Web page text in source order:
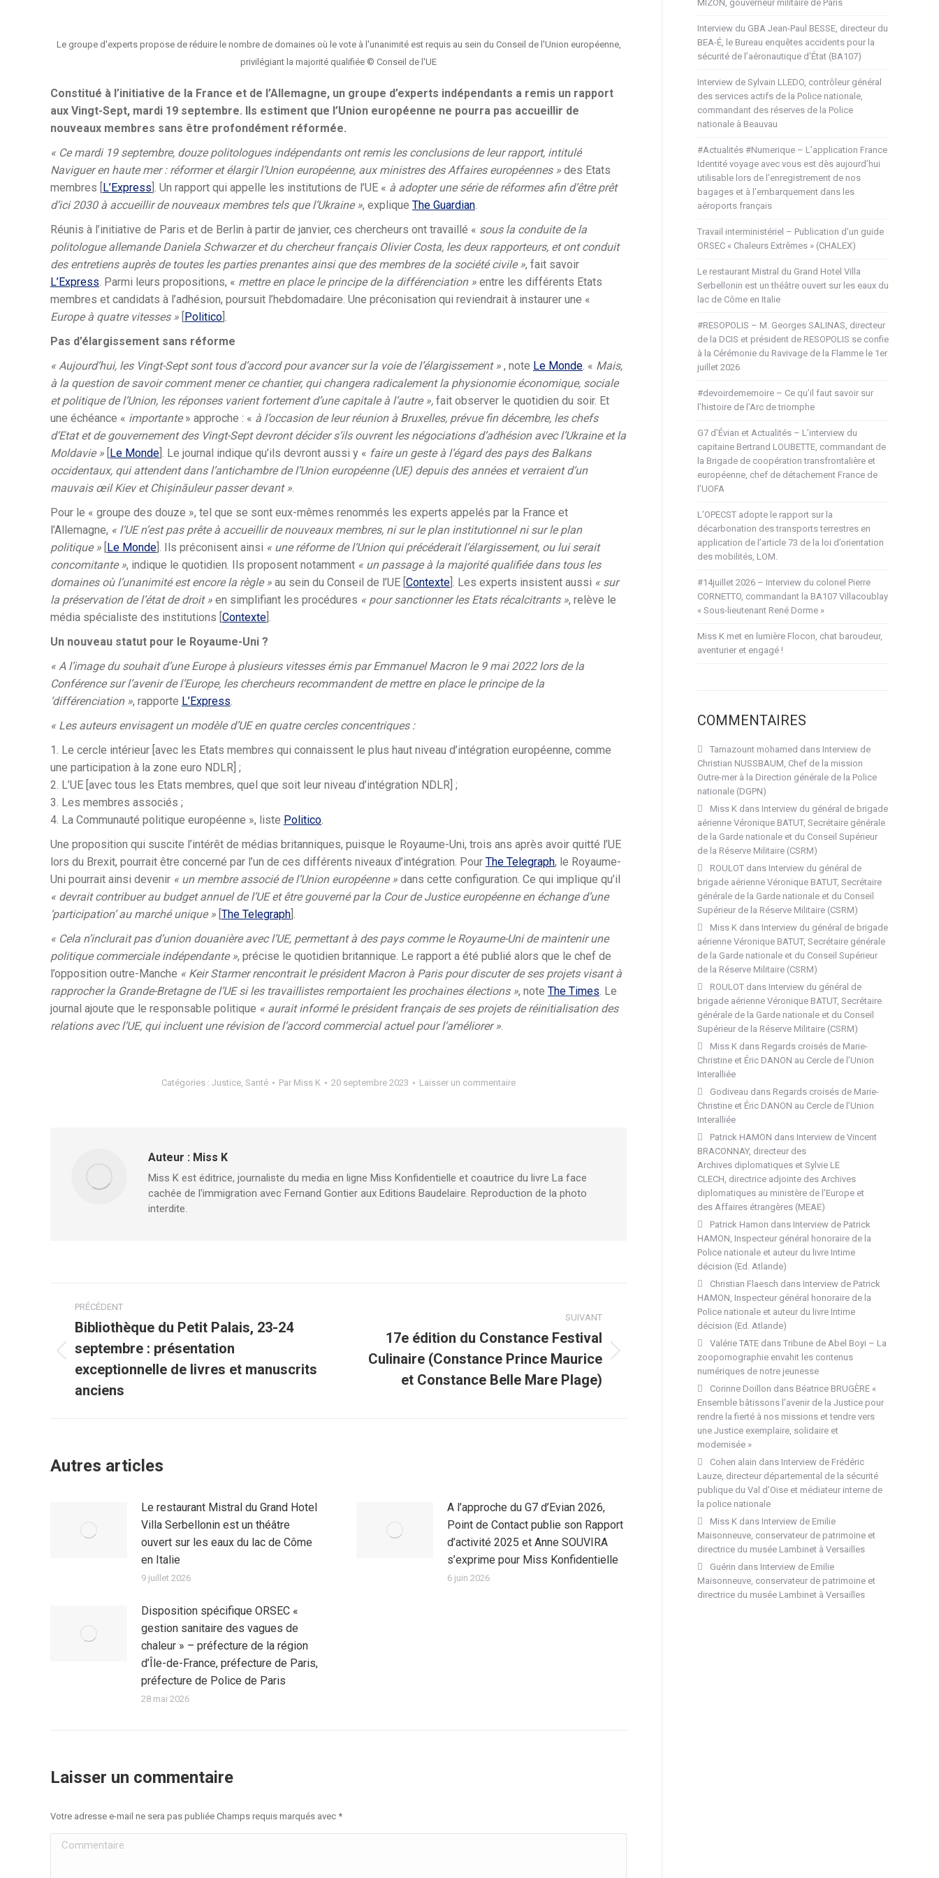
Le groupe d'experts propose de réduire le nombre de domaines où le vote à l'unanimité est requis au sein du Conseil de l'Union européenne,
privilégiant la majorité qualifiée © Conseil de l'UE
Constitué à l’initiative de la France et de l’Allemagne, un groupe d’experts indépendants a remis un rapport
aux Vingt-Sept, mardi 19 septembre. Ils estiment que l’Union européenne ne pourra pas accueillir de
nouveaux membres sans être profondément réformée.
« Ce mardi 19 septembre, douze politologues indépendants ont remis les conclusions de leur rapport, intitulé
Naviguer en haute mer : réformer et élargir l’Union européenne, aux ministres des Affaires européennes » des Etats
membres [L’Express]. Un rapport qui appelle les institutions de l’UE « à adopter une série de réformes afin d’être prêt
d’ici 2030 à accueillir de nouveaux membres tels que l’Ukraine », explique The Guardian
Réunis à l’initiative de Paris et de Berlin à partir de janvier, ces chercheurs ont travaillé « sous la conduite de la
politologue allemande Daniela Schwarzer et du chercheur français Olivier Costa, les deux rapporteurs, et ont conduit
des entretiens auprès de toutes les parties prenantes ainsi que des membres de la société civile », fait savoir
L’Express . Parmi leurs propositions, « mettre en place le principe de la différenciation » entre les différents Etats
membres et candidats à l’adhésion, poursuit l’hebdomadaire. Une préconisation qui reviendrait à instaurer une «
Europe à quatre vitesses » [Politico].
Pas d’élargissement sans réforme
« Aujourd’hui, les Vingt-Sept sont tous d’accord pour avancer sur la voie de l’élargissement » , note Le Monde . « Mais,
à la question de savoir comment mener ce chantier, qui changera radicalement la physionomie économique, sociale
et politique de l’Union, les réponses varient fortement d’une capitale à l’autre », fait observer le quotidien du soir. Et
une échéance « importante» approche : « à l’occasion de leur réunion à Bruxelles, prévue fin décembre, les chefs
d’Etat et de gouvernement des Vingt-Sept devront décider s’ils ouvrent les négociations d’adhésion avec l’Ukraine et la
Moldavie » [Le Monde]. Le journal indique qu’ils devront aussi y « faire un geste à l’égard des pays des Balkans
occidentaux, qui attendent dans l’antichambre de l’Union européenne (UE) depuis des années et verraient d’un
mauvais œil Kiev et Chișinăuleur passer devant »
Pour le « groupe des douze », tel que se sont eux-mêmes renommés les experts appelés par la France et
l’Allemagne, « l’UE n’est pas prête à accueillir de nouveaux membres, ni sur le plan institutionnel ni sur le plan
politique » [Le Monde]. Ils préconisent ainsi « une réforme de l’Union qui précéderait l’élargissement, ou lui serait
concomitante », indique le quotidien. Ils proposent notamment « un passage à la majorité qualifiée dans tous les
domaines où l’unanimité est encore la règle » au sein du Conseil de l’UE [Contexte]. Les experts insistent aussi « sur
la préservation de l’état de droit » en simplifiant les procédures « pour sanctionner les Etats récalcitrants », relève le
média spécialiste des institutions [Contexte].
Un nouveau statut pour le Royaume-Uni ?
« A l’image du souhait d’une Europe à plusieurs vitesses émis par Emmanuel Macron le 9 mai 2022 lors de la
Conférence sur l’avenir de l’Europe, les chercheurs recommandent de mettre en place le principe de la
‘différenciation », rapporte L’Express
« Les auteurs envisagent un modèle d’UE en quatre cercles concentriques :
1. Le cercle intérieur [avec les Etats membres qui connaissent le plus haut niveau d’intégration européenne, comme
une participation à la zone euro NDLR] ;
2. L’UE [avec tous les Etats membres, quel que soit leur niveau d’intégration NDLR] ;
3. Les membres associés ;
4. La Communauté politique européenne », liste Politico
Une proposition qui suscite l’intérêt de médias britanniques, puisque le Royaume-Uni, trois ans après avoir quitté l’UE
lors du Brexit, pourrait être concerné par l’un de ces différents niveaux d’intégration. Pour The Telegraph, le Royaume-
Uni pourrait ainsi devenir « un membre associé de l’Union européenne » dans cette configuration. Ce qui implique qu’il
« devrait contribuer au budget annuel de l’UE et être gouverné par la Cour de Justice européenne en échange d’une
‘participation’ au marché unique » [The Telegraph].
« Cela n’inclurait pas d’union douanière avec l’UE, permettant à des pays comme le Royaume-Uni de maintenir une
politique commerciale indépendante », précise le quotidien britannique. Le rapport a été publié alors que le chef de
l’opposition outre-Manche « Keir Starmer rencontrait le président Macron à Paris pour discuter de ses projets visant à
rapprocher la Grande-Bretagne de l’UE si les travaillistes remportaient les prochaines élections », note The Times . Le
journal ajoute que le responsable politique « aurait informé le président français de ses projets de réinitialisation des
relations avec l’UE, qui incluent une révision de l’accord commercial actuel pour l’améliorer »
Catégories : Justice Santé Par Miss K 20 septembre 2023 Laisser un commentaire
Auteur : Miss K
Miss K est éditrice, journaliste du media en ligne Miss Konfidentielle et coautrice du livre La face
cachée de l'immigration avec Fernand Gontier aux Editions Baudelaire. Reproduction de la photo
interdite.
Navigation
article
PRÉCÉDENT
Article
précédent
:
Bibliothèque du Petit Palais, 23-24
septembre : présentation
exceptionnelle de livres et manuscrits
anciens
SUIVANT
Article
17e édition du Constance Festival
Culinaire (Constance Prince Maurice
et Constance Belle Mare Plage)
Autres articles
Le restaurant Mistral du Grand Hotel
Villa Serbellonin est un théâtre
ouvert sur les eaux du lac de Côme
en Italie
9 juillet 2026
A l’approche du G7 d’Evian 2026,
Point de Contact publie son Rapport
d’activité 2025 et Anne SOUVIRA
s’exprime pour Miss Konfidentielle
6 juin 2026
Disposition spécifique ORSEC «
gestion sanitaire des vagues de
chaleur » – préfecture de la région
d’Île-de-France, préfecture de Paris,
préfecture de Police de Paris
28 mai 2026
Laisser un commentaire
Votre adresse e-mail ne sera pas publiée Champs requis marqués avec *
Commentaire
MIZON, gouverneur militaire de Paris
Interview du GBA Jean-Paul BESSE, directeur du
BEA-É, le Bureau enquêtes accidents pour la
sécurité de l’aéronautique d’État (BA107)
Interview de Sylvain LLEDO, contrôleur général
des services actifs de la Police nationale,
commandant des réserves de la Police
nationale à Beauvau
#Actualités #Numerique – L’application France
Identité voyage avec vous est dès aujourd’hui
utilisable lors de l’enregistrement de nos
bagages et à l’embarquement dans les
aéroports français
Travail interministériel – Publication d’un guide
ORSEC « Chaleurs Extrêmes » (CHALEX)
Le restaurant Mistral du Grand Hotel Villa
Serbellonin est un théâtre ouvert sur les eaux du
lac de Côme en Italie
#RESOPOLIS – M. Georges SALINAS, directeur
de la DCIS et président de RESOPOLIS se confie
à la Cérémonie du Ravivage de la Flamme le 1er
juillet 2026
#devoirdememoire – Ce qu’il faut savoir sur
l’histoire de l’Arc de triomphe
G7 d’Évian et Actualités – L’interview du
capitaine Bertrand LOUBETTE, commandant de
la Brigade de coopération transfrontalière et
européenne, chef de détachement France de
l’UOFA
L’OPECST adopte le rapport sur la
décarbonation des transports terrestres en
application de l’article 73 de la loi d’orientation
des mobilités, LOM.
#14juillet 2026 – Interview du colonel Pierre
CORNETTO, commandant la BA107 Villacoublay
« Sous-lieutenant René Dorme »
Miss K met en lumière Flocon, chat baroudeur,
aventurier et engagé !
COMMENTAIRES
Tamazount mohamed dans Interview de
Christian NUSSBAUM, Chef de la mission
Outre-mer à la Direction générale de la Police
nationale (DGPN)
Miss K dans Interview du général de brigade
aérienne Véronique BATUT, Secrétaire générale
de la Garde nationale et du Conseil Supérieur
de la Réserve Militaire (CSRM)
ROULOT dans Interview du général de
brigade aérienne Véronique BATUT, Secrétaire
générale de la Garde nationale et du Conseil
Supérieur de la Réserve Militaire (CSRM)
Miss K dans Interview du général de brigade
aérienne Véronique BATUT, Secrétaire générale
de la Garde nationale et du Conseil Supérieur
de la Réserve Militaire (CSRM)
ROULOT dans Interview du général de
brigade aérienne Véronique BATUT, Secrétaire
générale de la Garde nationale et du Conseil
Supérieur de la Réserve Militaire (CSRM)
Miss K dans Regards croisés de Marie-
Christine et Éric DANON au Cercle de l’Union
Interalliée
Godiveau dans Regards croisés de Marie-
Christine et Éric DANON au Cercle de l’Union
Interalliée
Patrick HAMON dans Interview de Vincent
BRACONNAY, directeur des
Archives diplomatiques et Sylvie LE
CLECH, directrice adjointe des Archives
diplomatiques au ministère de l’Europe et
des Affaires étrangères (MEAE)
Patrick Hamon dans Interview de Patrick
HAMON, Inspecteur général honoraire de la
Police nationale et auteur du livre Intime
décision (Ed. Atlande)
Christian Flaesch dans Interview de Patrick
HAMON, Inspecteur général honoraire de la
Police nationale et auteur du livre Intime
décision (Ed. Atlande)
Valérie TATE dans Tribune de Abel Boyi – La
zoopornographie envahit les contenus
numériques de notre jeunesse
Corinne Doillon dans Béatrice BRUGÈRE «
Ensemble bâtissons l’avenir de la Justice pour
rendre la fierté à nos missions et tendre vers
une Justice exemplaire, solidaire et
modernisée »
Cohen alain dans Interview de Frédéric
Lauze, directeur départemental de la sécurité
publique du Val d’Oise et médiateur interne de
la police nationale
Miss K dans Interview de Emilie
Maisonneuve, conservateur de patrimoine et
directrice du musée Lambinet à Versailles
Guérin dans Interview de Emilie
Maisonneuve, conservateur de patrimoine et
directrice du musée Lambinet à Versailles